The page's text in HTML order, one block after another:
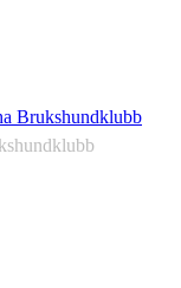
Brukshundklubb